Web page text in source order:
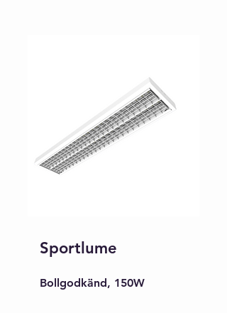
Sportlume
Bollgodkänd, 150W